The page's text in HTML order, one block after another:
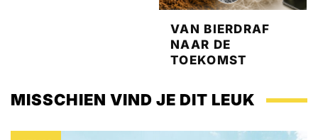
VAN BIERDRAF
NAAR DE
TOEKOMST
MISSCHIEN VIND JE DIT LEUK